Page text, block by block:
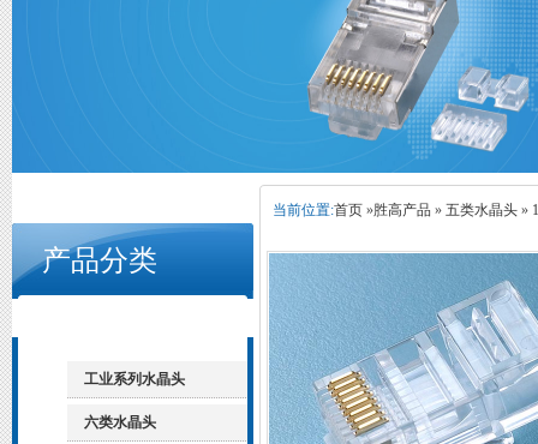
产品分类
工业系列水晶头
六类水晶头
当前位置:首页 »胜高产品 » 五类水晶头 »